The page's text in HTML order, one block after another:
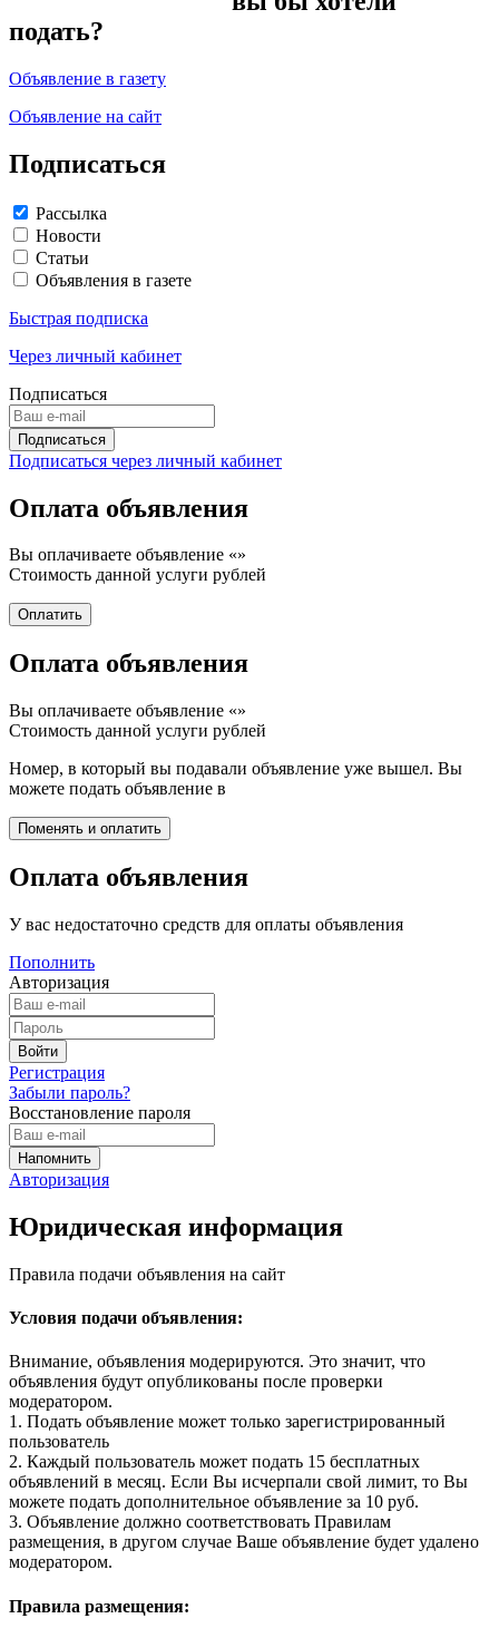
подать?
Объявление в газету
Объявление на сайт
Подписаться
Рассылка
Новости
Статьи
Объявления в газете
Быстрая подписка
Через личный кабинет
Подписаться
Подписаться через личный кабинет
Оплата объявления
Вы оплачиваете объявление «»
Стоимость данной услуги рублей
Оплата объявления
Вы оплачиваете объявление «»
Стоимость данной услуги рублей
Номер, в который вы подавали объявление уже вышел. Вы
можете подать объявление в
Оплата объявления
У вас недостаточно средств для оплаты объявления
Пополнить
Авторизация
Регистрация
Забыли пароль?
Восстановление пароля
Авторизация
Юридическая информация
Правила подачи объявления на сайт
Условия подачи объявления:
Внимание, объявления модерируются. Это значит, что
объявления будут опубликованы после проверки
модератором.
1. Подать объявление может только зарегистрированный
пользователь
2. Каждый пользователь может подать 15 бесплатных
объявлений в месяц. Если Вы исчерпали свой лимит, то Вы
можете подать дополнительное объявление за 10 руб.
3. Объявление должно соответствовать Правилам
размещения, в другом случае Ваше объявление будет удалено
модератором.
Правила размещения: